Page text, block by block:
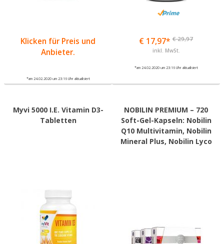
Klicken für Preis und
Anbieter.
*am 24.02.2020 um 23:16 Uhr aktualisiert
€ 17,97* € 29,97
inkl. MwSt.
*am 24.02.2020 um 23:16 Uhr aktualisiert
Myvi 5000 I.E. Vitamin D3-
Tabletten
NOBILIN PREMIUM – 720
Soft-Gel-Kapseln: Nobilin
Q10 Multivitamin, Nobilin
Mineral Plus, Nobilin Lyco